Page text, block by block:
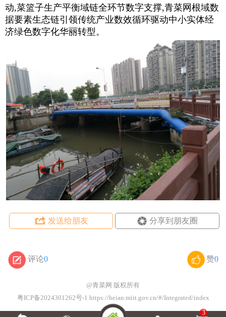
动,菜篮子生产平衡域链全环节数字支撑,青菜网根域数
据要素生态链引领传统产业数效循环驱动中小实体经
济绿色数字化华丽转型。
发送给朋友 分享到朋友圈
评论0 赞0
@青菜网 版权所有
粤ICP备2024301262号-1 https://beian.miit.gov.cn/#/Integrated/index
3